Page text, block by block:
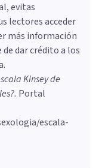
evitas
lectores acceder
más información
dar crédito a los
Kinsey de
. Portal
escala-